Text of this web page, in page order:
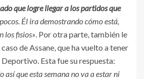
que logre llegar a los partidos que
Él ira demostrando cómo está,
los fisios». Por otra parte, también le
de Assane, que ha vuelto a tener
Esta fue su respuesta:
así que esta semana no va a estar ni